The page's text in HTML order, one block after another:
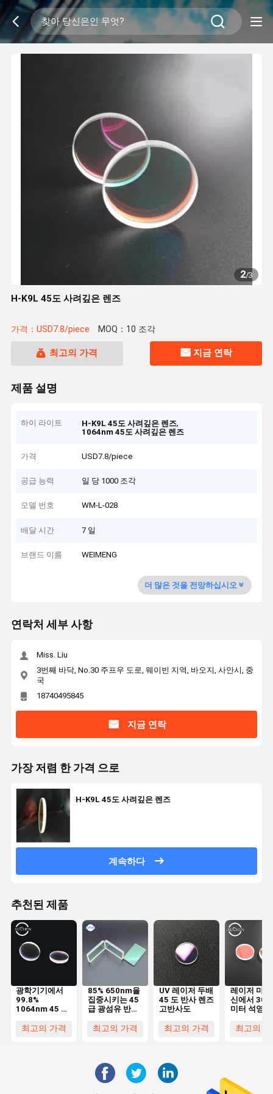
2/3
H-K9L 45도 사려깊은 렌즈
가격：USD7.8/piece MOQ：10 조각
최고의 가격 지금 연락
제품 설명
하이 라이트 H-K9L 45도 사려깊은 렌즈,
1064nm 45도 사려깊은 렌즈
가격 USD7.8/piece
공급 능력 일 당 1000 조각
모델 번호 WM-L-028
배달 시간 7 일
브랜드 이름 WEIMENG
더 많은 것을 전망하십시오
연락처 세부 사항
Miss. Liu
3번째 바닥, No.30 주프우 도로, 웨이빈 지역, 바오지, 사안시, 중
국
18740495845
지금 연락
가장 저렴 한 가격 으로
H-K9L 45도 사려깊은 렌즈
계속하다
추천된 제품
광학기기에서
99.8%
1064nm 45 급
최고의 가격
85% 650nm을
집중시키는 45
급 광섬유 반사
최고의 가격
UV 레이저 두배
45 도 반사 렌즈
고반사도
최고의 가격
레이저 마킹
신에서 30
미터 석영
최고의